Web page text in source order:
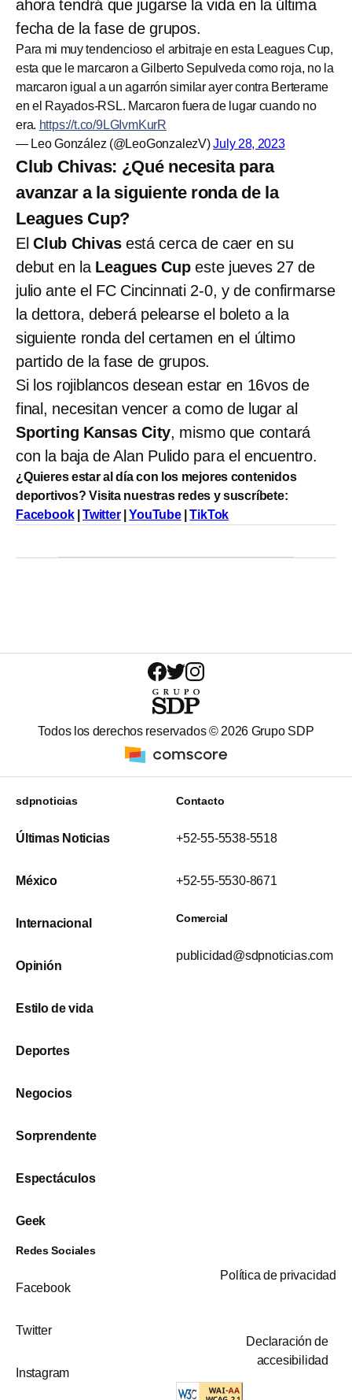
ahora tendrá que jugarse la vida en la última
fecha de la fase de grupos.
Para mi muy tendencioso el arbitraje en esta Leagues Cup,
esta que le marcaron a Gilberto Sepulveda como roja, no la
marcaron igual a un agarrón similar ayer contra Berterame
en el Rayados-RSL. Marcaron fuera de lugar cuando no
era. https://t.co/9LGIvmKurR
— Leo González (@LeoGonzalezV)July 28, 2023
Club Chivas: ¿Qué necesita para
avanzar a la siguiente ronda de la
Leagues Cup?
El Club Chivasestá cerca de caer en su
debut en la Leagues Cupeste jueves 27 de
julio ante el FC Cincinnati 2-0, y de confirmarse
la dettora, deberá pelearse el boleto a la
siguiente ronda del certamen en el último
partido de la fase de grupos.
Si los rojiblancos desean estar en 16vos de
final, necesitan vencer a como de lugar al
Sporting Kansas City, mismo que contará
con la baja de Alan Pulido para el encuentro.
¿Quieres estar al día con los mejores contenidos
deportivos? Visita nuestras redes y suscríbete:
Facebook|Twitter|YouTube|TikTok
Todos los derechos reservados © 2026 Grupo SDP
sdpnoticias
Últimas Noticias
México
Internacional
Opinión
Estilo de vida
Deportes
Negocios
Sorprendente
Espectáculos
Geek
Contacto
+52-55-5538-5518
+52-55-5530-8671
Comercial
publicidad@sdpnoticias.com
Redes Sociales
Facebook
Twitter
Instagram
Política de privacidad
Declaración de
accesibilidad